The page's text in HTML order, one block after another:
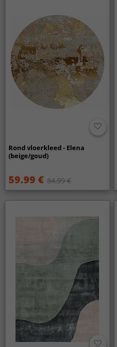
Rond vloerkleed - Elena
(beige/goud)
59.99 € 84.99 €